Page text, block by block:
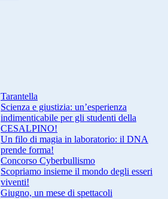
Tarantella
Scienza e giustizia: un’esperienza
indimenticabile per gli studenti della
CESALPINO!
Un filo di magia in laboratorio: il DNA
prende forma!
Concorso Cyberbullismo
Scopriamo insieme il mondo degli esseri
viventi!
Giugno, un mese di spettacoli